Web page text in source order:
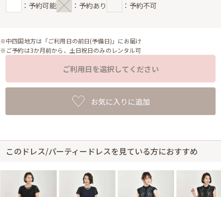
：予約可能 ：予約あり ：予約不可
※中四国地方は「ご利用日の前日(予備日)」にお届け
※ご予約は3か月前から、土日祝日のみのレンタル可
ご利用日を選択してください
お気に入りに追加
このドレス/パーティードレスを見ている方におすすめ